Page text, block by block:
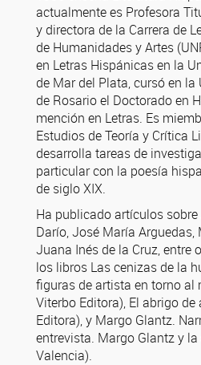
actualmente es Profesora
y directora de la Carrera de
de Humanidades y Artes
en Letras Hispánicas en la
de Mar del Plata, cursó en
de Rosario el Doctorado en
mención en Letras. Es
Estudios de Teoría y Crítica
desarrolla tareas de
particular con la poesía
de siglo XIX.
Ha publicado artículos
Darío, José María Arguedas,
Juana Inés de la Cruz, entre
los libros Las cenizas de la
figuras de artista en torno al
Viterbo Editora), El abrigo
Editora), y Margo Glantz.
entrevista. Margo Glantz y
Valencia).